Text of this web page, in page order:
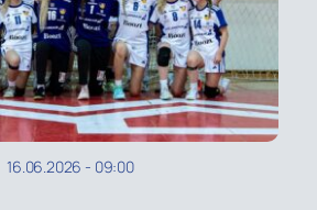
16.06.2026 - 09:00